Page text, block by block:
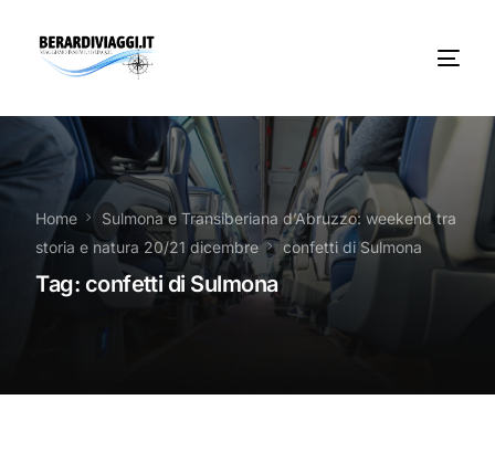
Home
Sulmona e Transiberiana d’Abruzzo: weekend tra
storia e natura 20/21 dicembre
confetti di Sulmona
Tag: confetti di Sulmona
Chi Siamo
Noleggio
Autobus servizi
Vacanze Viaggi Frosinone